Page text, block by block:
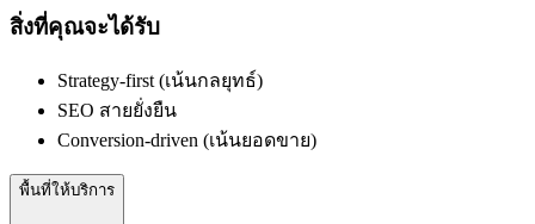
สิ่งที่คุณจะได้รับ
Strategy-first (เน้นกลยุทธ์)
SEO สายยั่งยืน
Conversion-driven (เน้นยอดขาย)
พื้นที่ให้บริการ